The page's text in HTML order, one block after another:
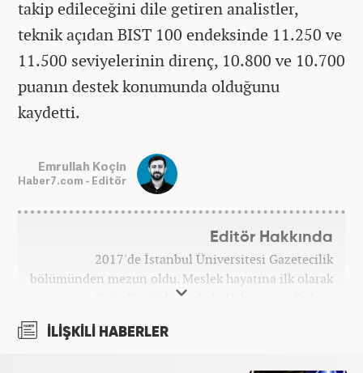
takip edileceğini dile getiren analistler,
teknik açıdan BIST 100 endeksinde 11.250 ve
11.500 seviyelerinin direnç, 10.800 ve 10.700
puanın destek konumunda olduğunu
kaydetti.
Emrullah Koçin
Haber7.com - Editör
Editör Hakkında
2017'de İstanbul Üniversitesi Gazetecilik
bölümünden mezun oldu. Meslek hayatına ilk olarak
Genç Dergi'de başladı. Daha sonra Sadece
yılında Haber7.com ailesine dahil olan Koçin,
İLİŞKİLİ HABERLER